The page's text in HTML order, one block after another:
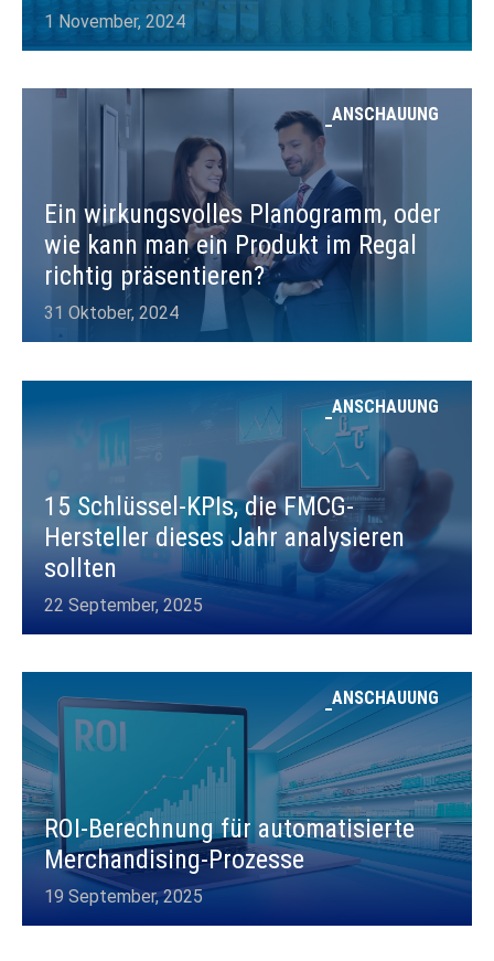
1 November, 2024
ANSCHAUUNG
Ein wirkungsvolles Planogramm, oder
wie kann man ein Produkt im Regal
richtig präsentieren?
31 Oktober, 2024
ANSCHAUUNG
15 Schlüssel-KPIs, die FMCG-
Hersteller dieses Jahr analysieren
sollten
22 September, 2025
ANSCHAUUNG
ROI-Berechnung für automatisierte
Merchandising-Prozesse
19 September, 2025